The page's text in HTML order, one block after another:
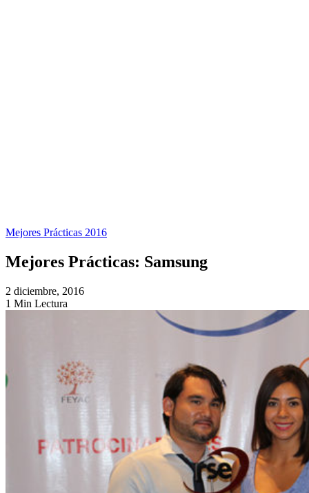
Mejores Prácticas 2016
Mejores Prácticas: Samsung
2 diciembre, 2016
1 Min Lectura